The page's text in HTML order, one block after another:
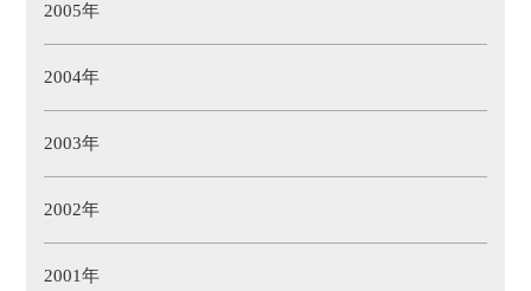
2005年
2004年
2003年
2002年
2001年